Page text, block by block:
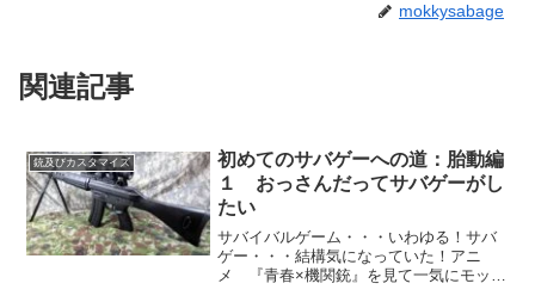
mokkysabage
関連記事
銃及びカスタマイズ
初めてのサバゲーへの道：胎動編
１ おっさんだってサバゲーがし
たい
サバイバルゲーム・・・いわゆる！サバ
ゲー・・・結構気になっていた！アニ
メ 『青春×機関銃』を見て一気にモッキ